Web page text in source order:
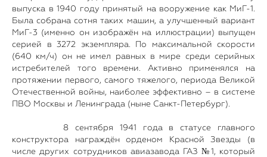
выпуска в 1940 году принятый на вооружение как МиГ-1.
Была собрана сотня таких машин, а улучшенный вариант
МиГ-3 (именно он изображён на иллюстрации) выпущен
серией в 3272 экземпляра. По максимальной скорости
(640 км/ч) он не имел равных в мире среди серийных
истребителей того времени. Активно применялся на
протяжении первого, самого тяжелого, периода Великой
Отечественной войны, наиболее эффективно – в системе
ПВО Москвы и Ленинграда (ныне Санкт-Петербург).
8 сентября 1941 года в статусе главного
конструктора награждён орденом Красной Звезды (в
числе других сотрудников авиазавода ГАЗ №1, который